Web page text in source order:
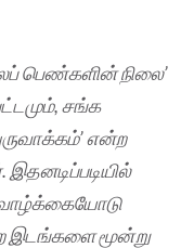
பெண்களின் நிலை’
சங்க
என்ற
இடங்களை மூன்று